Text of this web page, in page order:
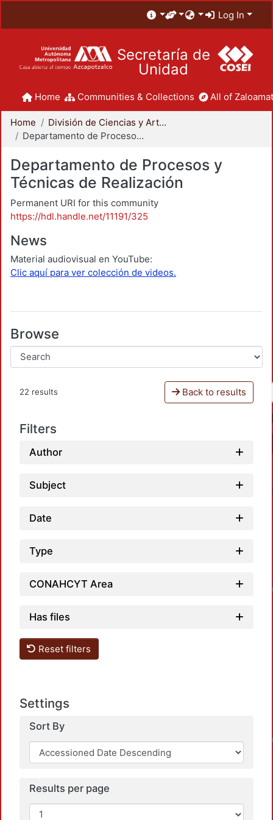
Log In
Secretaría de
Unidad
Home Communities & Collections All of
Home
División de Ciencias y Artes para el Diseño
Departamento de Procesos y Técnicas de Realización
Departamento de Procesos y
Técnicas de Realización
Permanent URI for this community
https://hdl.handle.net/11191/325
News
Material audiovisual en YouTube:
Clic aquí para ver colección de videos.
Browse
22 results Back to results
Filters
Author
Subject
Date
Type
CONAHCYT Area
Has files
Reset filters
Settings
Sort By
Results per page